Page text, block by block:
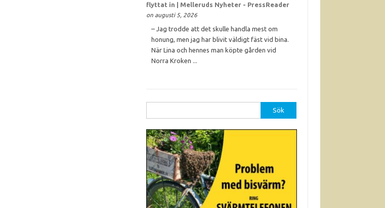
flyttat in | Melleruds Nyheter - PressReader
on augusti 5, 2026
– Jag trodde att det skulle handla mest om
honung, men jag har blivit väldigt fäst vid bina.
När Lina och hennes man köpte gården vid
Norra Kroken ...
efter: